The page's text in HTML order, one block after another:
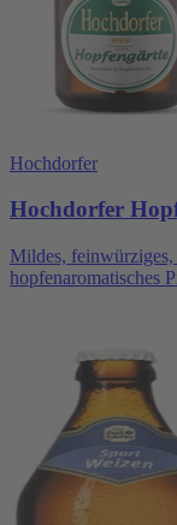
Hochdorfer
Hochdorfer
Mildes, feinwürziges,
hopfenaromatisches